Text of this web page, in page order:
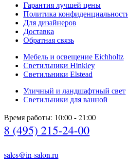
Гарантия лучшей цены
Политика
Для дизайнеров
Доставка
Обратная связь
Мебель и освещение Eichholtz
Светильники Hinkley
Светильники Elstead
Уличный и ландшафтный свет
Светильники для ванной
Время работы: 10:00 - 21:00
8 (495) 215-24-00
sales@in-salon.ru